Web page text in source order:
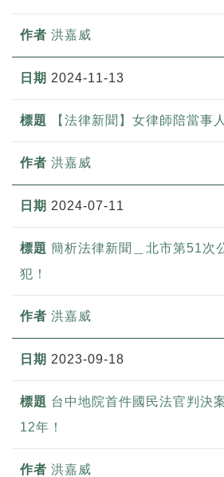
洪嘉威
2024-11-13
【法律新聞】女律師陪當事
洪嘉威
2024-07-11
簡析法律新聞＿北市第51次
犯！
洪嘉威
2023-09-18
台中地院首件國民法官判決
12年！
洪嘉威